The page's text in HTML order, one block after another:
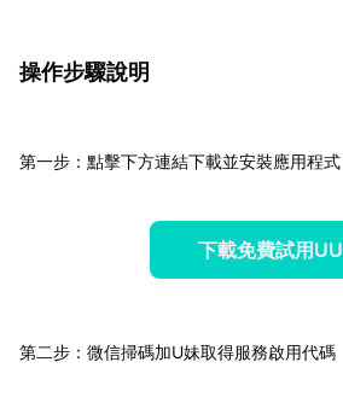
操作步驟說明
第一步：點擊下方連結下載並安裝應用程式
下載免費試用UU
第二步：微信掃碼加U妹取得服務啟用代碼